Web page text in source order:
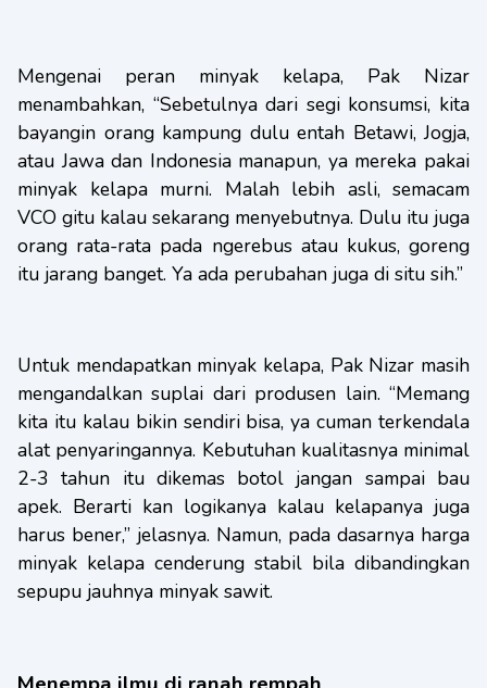
Mengenai peran minyak kelapa, Pak Nizar
menambahkan, “Sebetulnya dari segi konsumsi, kita
bayangin orang kampung dulu entah Betawi, Jogja,
atau Jawa dan Indonesia manapun, ya mereka pakai
minyak kelapa murni. Malah lebih asli, semacam
VCO gitu kalau sekarang menyebutnya. Dulu itu juga
orang rata-rata pada ngerebus atau kukus, goreng
itu jarang banget. Ya ada perubahan juga di situ sih.”
Untuk mendapatkan minyak kelapa, Pak Nizar masih
mengandalkan suplai dari produsen lain. “Memang
kita itu kalau bikin sendiri bisa, ya cuman terkendala
alat penyaringannya. Kebutuhan kualitasnya minimal
2-3 tahun itu dikemas botol jangan sampai bau
apek. Berarti kan logikanya kalau kelapanya juga
harus bener,” jelasnya. Namun, pada dasarnya harga
minyak kelapa cenderung stabil bila dibandingkan
sepupu jauhnya minyak sawit.